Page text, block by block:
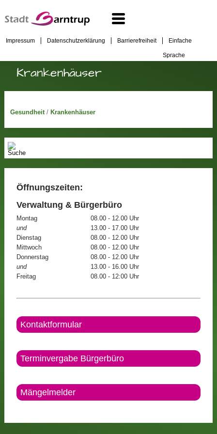
Impressum Datenschutzerklärung Barrierefreiheit Einfache
Sprache
Krankenhäuser
Gesundheit/ Krankenhäuser
Öffnungszeiten:
Verwaltung & Bürgerbüro
Montag
08.00 - 12.00 Uhr
und
13.00 - 17.00 Uhr
Dienstag
08.00 - 12.00 Uhr
Mittwoch
08.00 - 12.00 Uhr
Donnerstag
08.00 - 12.00 Uhr
und
13.00 - 16.00 Uhr
Freitag
08.00 - 12:00 Uhr
Kontaktformular
Terminvergabe Bürgerbüro
Mängelmelder